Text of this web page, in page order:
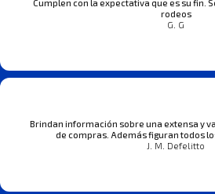
Cumplen con la expectativa que es su fin.
rodeos
G. G
Brindan información sobre una extensa y
de compras. Además figuran todos
J. M. Defelitto